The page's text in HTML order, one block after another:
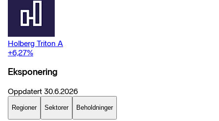
Holberg Triton A
+6,27%
Eksponering
Oppdatert 30.6.2026
Regioner Sektorer Beholdninger